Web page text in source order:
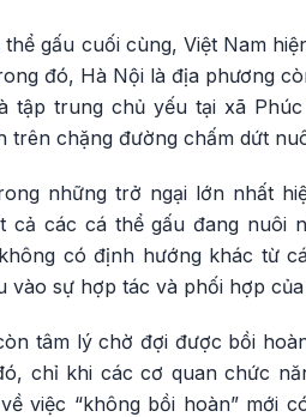
gấu cuối cùng, Việt Nam
đó, Hà Nội là địa phương
trung chủ yếu tại xã
chặng đường chấm dứt
những trở ngại lớn nhất
cả các cá thể gấu đang nuôi
có định hướng khác từ
sự hợp tác và phối hợp
tâm lý chờ đợi được bồi
chỉ khi các cơ quan chức
việc “không bồi hoàn” mới